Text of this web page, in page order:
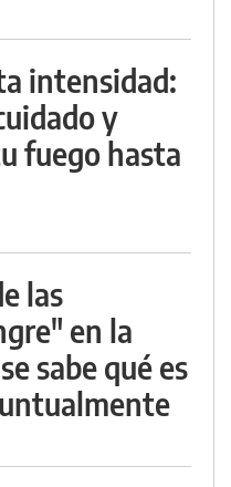
intensidad:
y
fuego hasta
las
en la
sabe qué es